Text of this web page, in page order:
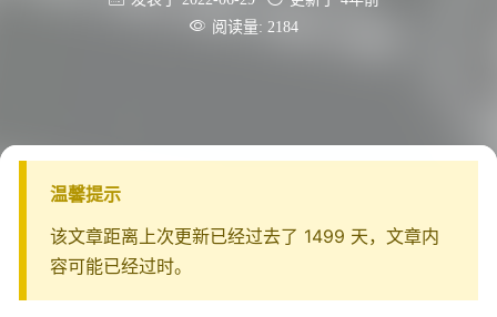
 阅读量: 2184
温馨提示
该文章距离上次更新已经过去了 1499 天，文章内
容可能已经过时。